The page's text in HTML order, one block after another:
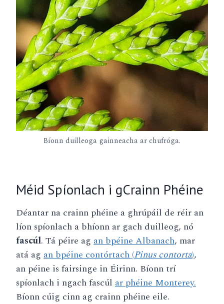
Bíonn duilleoga gainneacha ar chufróga.
Méid Spíonlach i gCrainn Phéine
Déantar na crainn phéine a ghrúpáil de réir an
líon spíonlach a bhíonn ar gach duilleog, nó
fascúl. Tá péire ag an bpéine Albanach, mar
atá ag an bpéine contórtach (Pinus contorta),
an péine is fairsinge in Éirinn. Bíonn trí
spíonlach i ngach fascúl ar phéine Monterey.
Bíonn cúig cinn ag crainn phéine eile.